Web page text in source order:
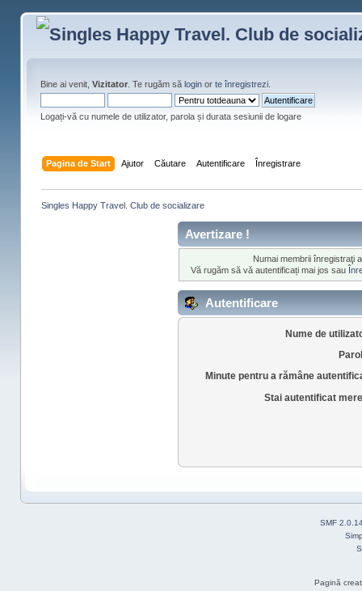
Bine ai venit, Vizitator. Te rugăm să loginor te înregistrezi.
Logați-vă cu numele de utilizator, parola și durata sesiunii de logare
Pagina de Start Ajutor Căutare Autentificare Înregistrare
Singles Happy Travel. Club de socializare
Avertizare !
Numai membrii înregistraţi
Vă rugăm să vă autentificați mai jos sau
Autentificare
Nume de
Minute pentru a rămâne
Stai autentificat
SMF
Pagină